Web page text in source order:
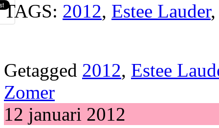
TAGS: 2012, Estee Lauder
Getagged 2012, Estee
Zomer
12 januari 2012